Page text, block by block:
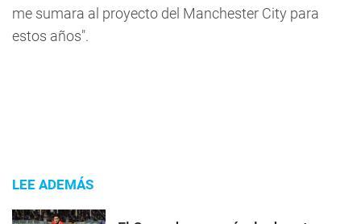
me sumara al proyecto del Manchester City para
estos años".
LEE ADEMÁS